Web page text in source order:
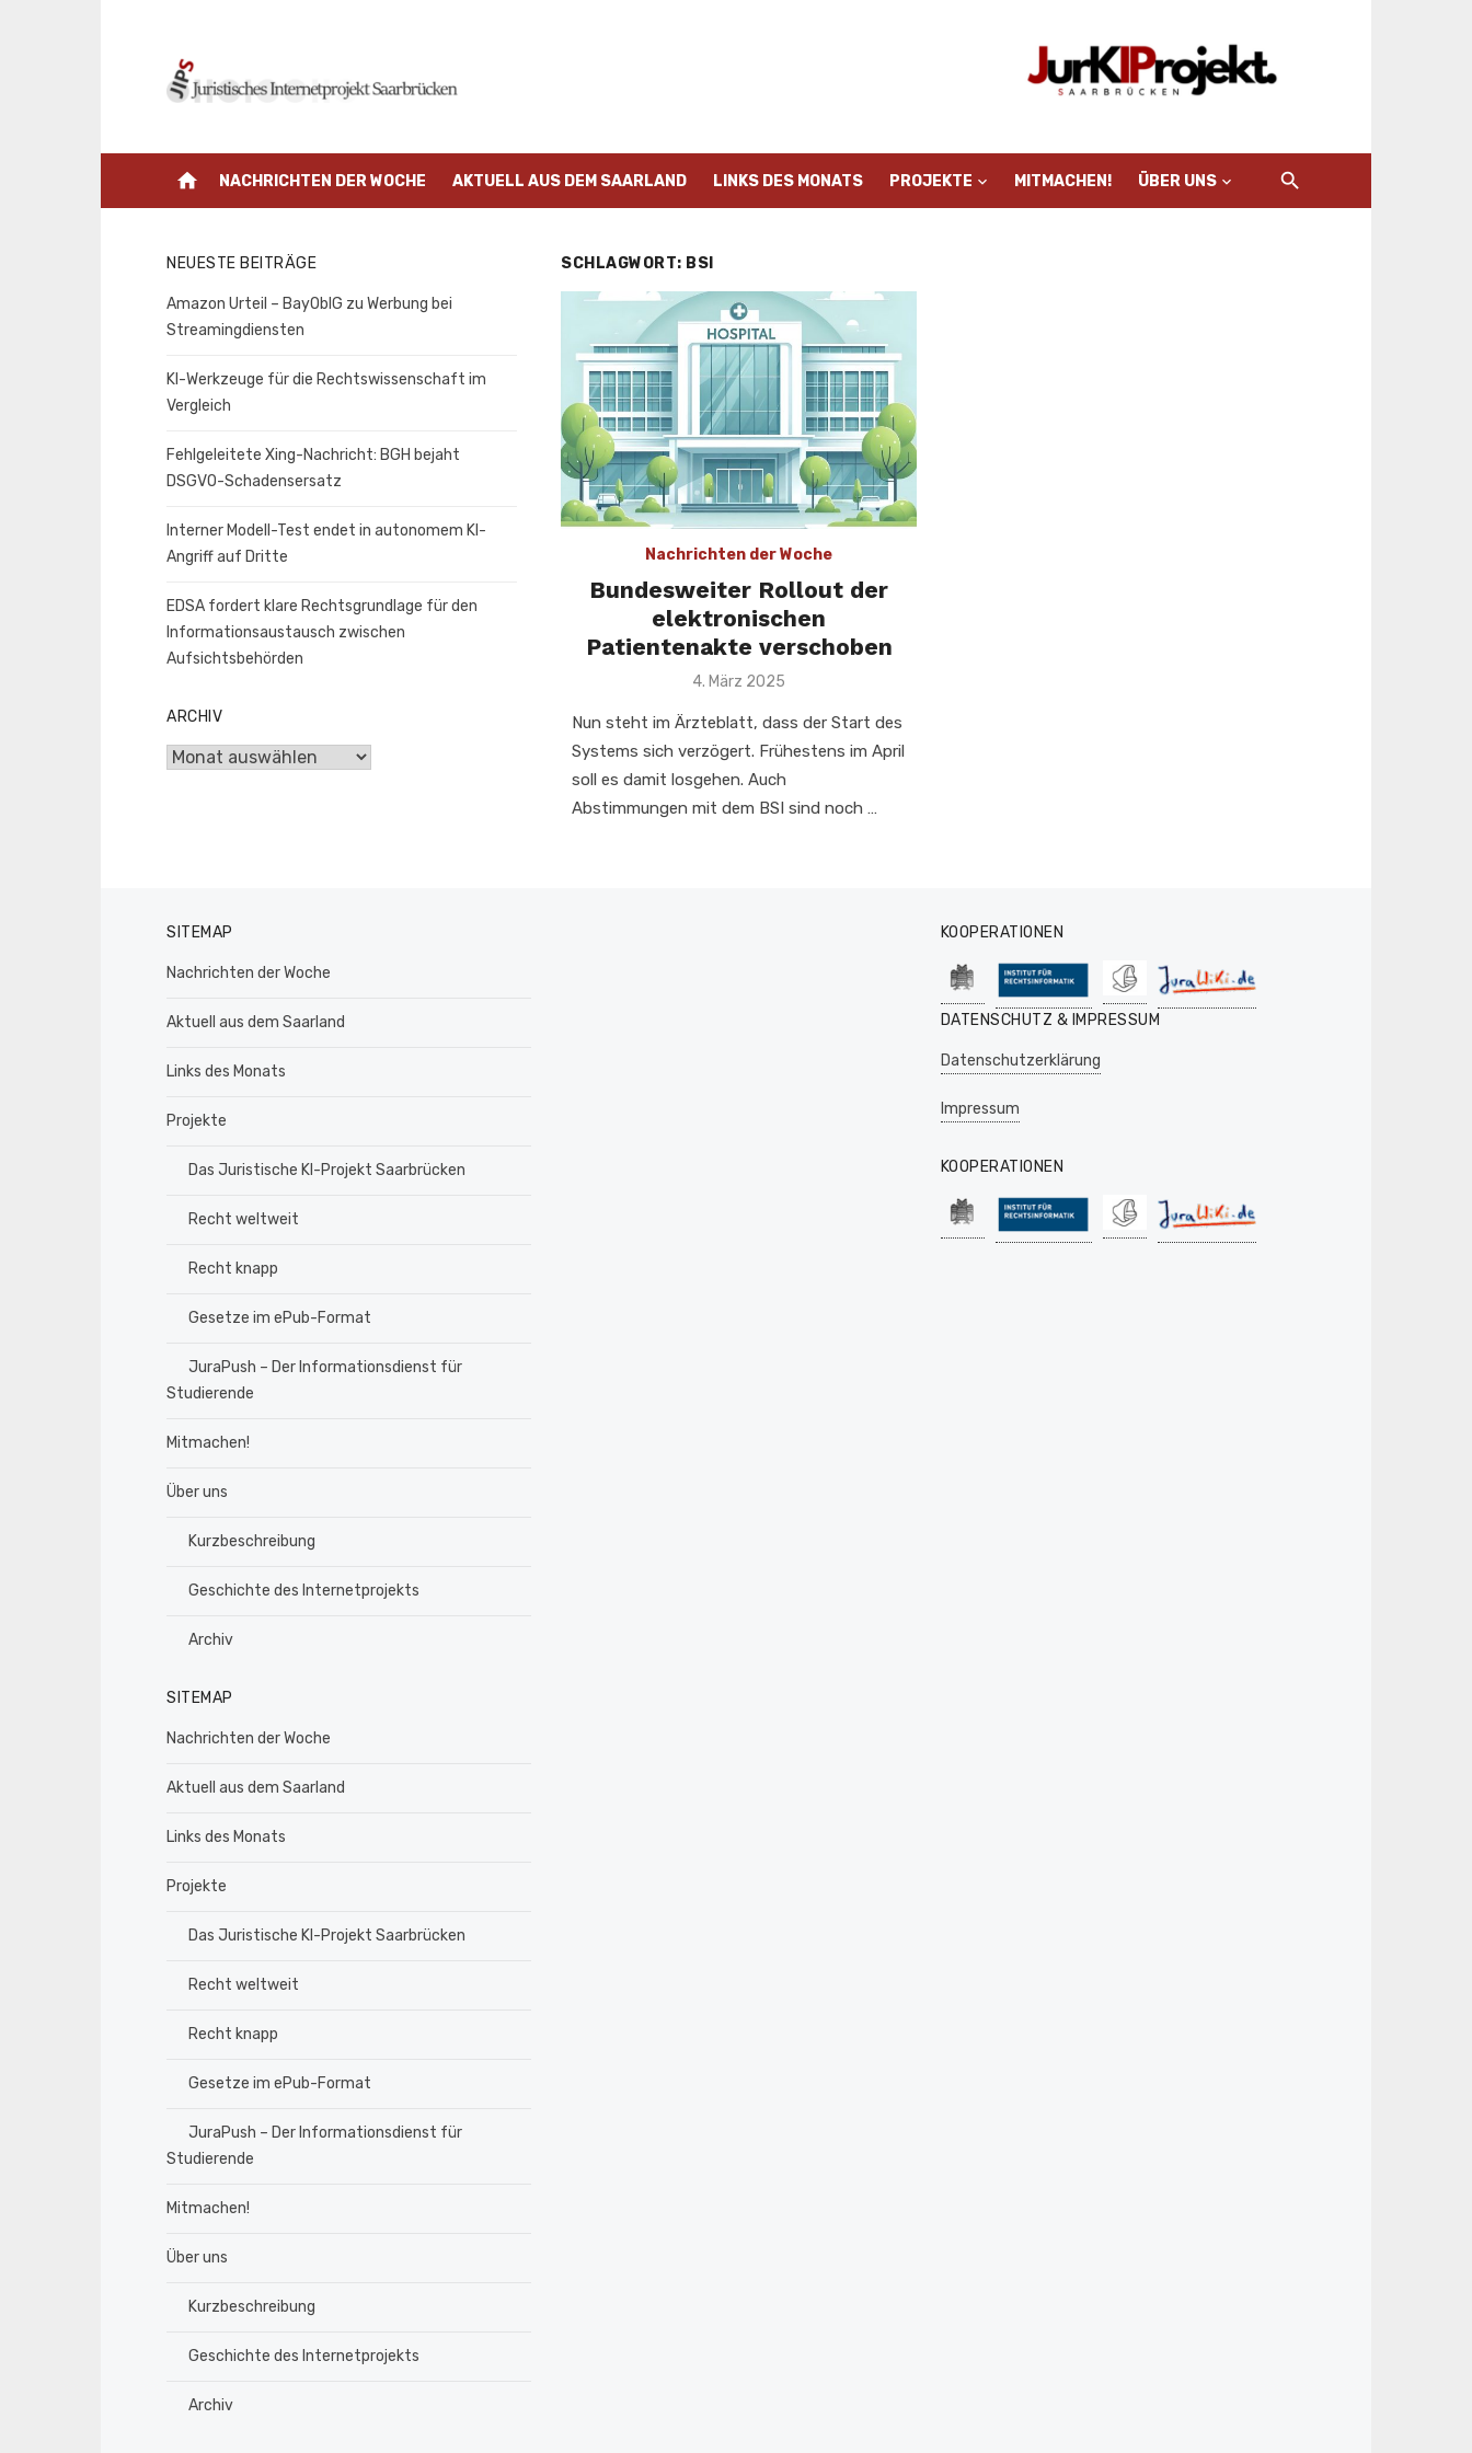
home NACHRICHTEN DER WOCHE AKTUELL AUS DEM SAARLAND LINKS DES MONATS PROJEKTE MITMACHEN! ÜBER UNS
SCHLAGWORT: BSI
Nachrichten der Woche
Bundesweiter Rollout der
elektronischen
Patientenakte verschoben
Veröffentlicht
4. März 2025
Nun steht im Ärzteblatt, dass der Start des
Systems sich verzögert. Frühestens im April
soll es damit losgehen. Auch
Abstimmungen mit dem BSI sind noch …
NEUESTE BEITRÄGE
Amazon Urteil – BayOblG zu Werbung bei
Streamingdiensten
KI-Werkzeuge für die Rechtswissenschaft im
Vergleich
Fehlgeleitete Xing-Nachricht: BGH bejaht
DSGVO-Schadensersatz
Interner Modell-Test endet in autonomem KI-
Angriff auf Dritte
EDSA fordert klare Rechtsgrundlage für den
Informationsaustausch zwischen
Aufsichtsbehörden
ARCHIV
Archiv
SITEMAP
Nachrichten der Woche
Aktuell aus dem Saarland
Links des Monats
Projekte
Das Juristische KI-Projekt Saarbrücken
Recht weltweit
Recht knapp
Gesetze im ePub-Format
JuraPush – Der Informationsdienst für
Studierende
Mitmachen!
Über uns
Kurzbeschreibung
Geschichte des Internetprojekts
Archiv
SITEMAP
Nachrichten der Woche
Aktuell aus dem Saarland
Links des Monats
Projekte
Das Juristische KI-Projekt Saarbrücken
Recht weltweit
Recht knapp
Gesetze im ePub-Format
JuraPush – Der Informationsdienst für
Studierende
Mitmachen!
Über uns
Kurzbeschreibung
Geschichte des Internetprojekts
Archiv
KOOPERATIONEN
DATENSCHUTZ & IMPRESSUM
Datenschutzerklärung
Impressum
KOOPERATIONEN